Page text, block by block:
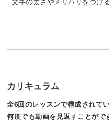
イラストが苦手でも大丈
「絵はどうしても苦手…」と
カリキュラム
全6回のレッスンで構成されてい
何度でも動画を見返すことがで